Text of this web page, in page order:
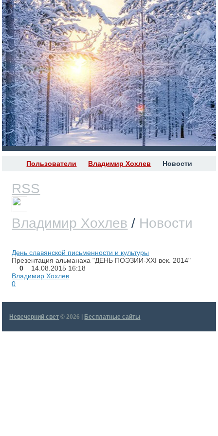
Пользователи Владимир Хохлев Новости
RSS
Владимир Хохлев / Новости
День славянской письменности и культуры
Презентация альманаха "ДЕНЬ ПОЭЗИИ-ХХI век. 2014"
0
14.08.2015 16:18
Владимир Хохлев
0
Невечерний свет © 2026 | Бесплатные сайты